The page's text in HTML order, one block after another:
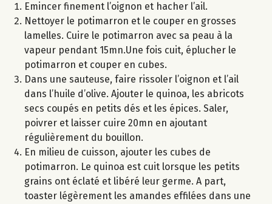
Emincer finement l’oignon et hacher l’ail.
Nettoyer le potimarron et le couper en grosses
lamelles. Cuire le potimarron avec sa peau à la
vapeur pendant 15mn.Une fois cuit, éplucher le
potimarron et couper en cubes.
Dans une sauteuse, faire rissoler l’oignon et l’ail
dans l’huile d’olive. Ajouter le quinoa, les abricots
secs coupés en petits dés et les épices. Saler,
poivrer et laisser cuire 20mn en ajoutant
régulièrement du bouillon.
En milieu de cuisson, ajouter les cubes de
potimarron. Le quinoa est cuit lorsque les petits
grains ont éclaté et libéré leur germe. A part,
toaster légèrement les amandes effilées dans une